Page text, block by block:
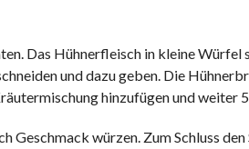
Das Hühnerfleisch in kleine Würfel
und dazu geben. Die
hinzufügen und weiter
Geschmack würzen. Zum Schluss